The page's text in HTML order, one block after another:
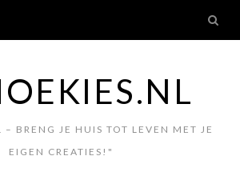
BRENG JE HUIS TOT LEVEN MET JE
EIGEN CREATIES!"